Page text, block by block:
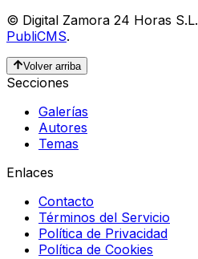
© Digital Zamora 24 Horas S.L.
PubliCMS.
Volver arriba
Secciones
Galerías
Autores
Temas
Enlaces
Contacto
Términos del Servicio
Política de Privacidad
Política de Cookies